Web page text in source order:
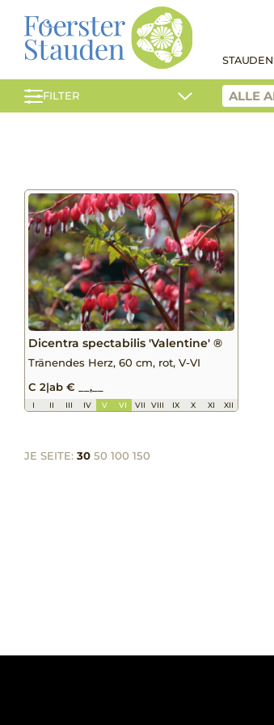
STAUDEN
FILTER
Dicentra spectabilis 'Valentine' ®
Tränendes Herz, 60 cm, rot, V-VI
C 2|ab € __,__
I II III IV V VI VII VIII IX X XI XII
JE SEITE: 30 50 100 150